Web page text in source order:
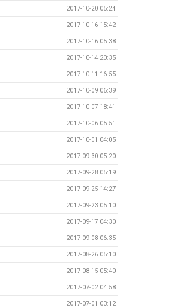
2017-10-20 05:24
2017-10-16 15:42
2017-10-16 05:38
2017-10-14 20:35
2017-10-11 16:55
2017-10-09 06:39
2017-10-07 18:41
2017-10-06 05:51
2017-10-01 04:05
2017-09-30 05:20
2017-09-28 05:19
2017-09-25 14:27
2017-09-23 05:10
2017-09-17 04:30
2017-09-08 06:35
2017-08-26 05:10
2017-08-15 05:40
2017-07-02 04:58
2017-07-01 03:12